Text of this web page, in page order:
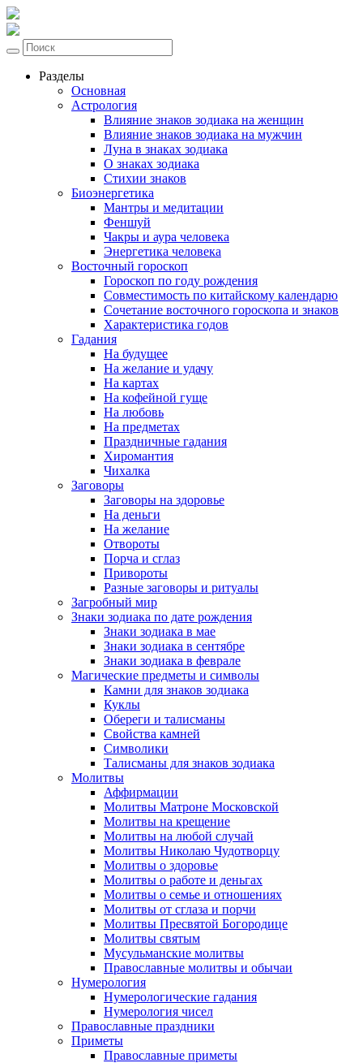
Разделы
Основная
Астрология
Влияние знаков зодиака на женщин
Влияние знаков зодиака на мужчин
Луна в знаках зодиака
О знаках зодиака
Стихии знаков
Биоэнергетика
Мантры и медитации
Феншуй
Чакры и аура человека
Энергетика человека
Восточный гороскоп
Гороскоп по году рождения
Совместимость по китайскому календарю
Сочетание восточного гороскопа и знаков
Характеристика годов
Гадания
На будущее
На желание и удачу
На картах
На кофейной гуще
На любовь
На предметах
Праздничные гадания
Хиромантия
Чихалка
Заговоры
Заговоры на здоровье
На деньги
На желание
Отвороты
Порча и сглаз
Привороты
Разные заговоры и ритуалы
Загробный мир
Знаки зодиака по дате рождения
Знаки зодиака в мае
Знаки зодиака в сентябре
Знаки зодиака в феврале
Магические предметы и символы
Камни для знаков зодиака
Куклы
Обереги и талисманы
Свойства камней
Символики
Талисманы для знаков зодиака
Молитвы
Аффирмации
Молитвы Матроне Московской
Молитвы на крещение
Молитвы на любой случай
Молитвы Николаю Чудотворцу
Молитвы о здоровье
Молитвы о работе и деньгах
Молитвы о семье и отношениях
Молитвы от сглаза и порчи
Молитвы Пресвятой Богородице
Молитвы святым
Мусульманские молитвы
Православные молитвы и обычаи
Нумерология
Нумерологические гадания
Нумерология чисел
Православные праздники
Приметы
Православные приметы